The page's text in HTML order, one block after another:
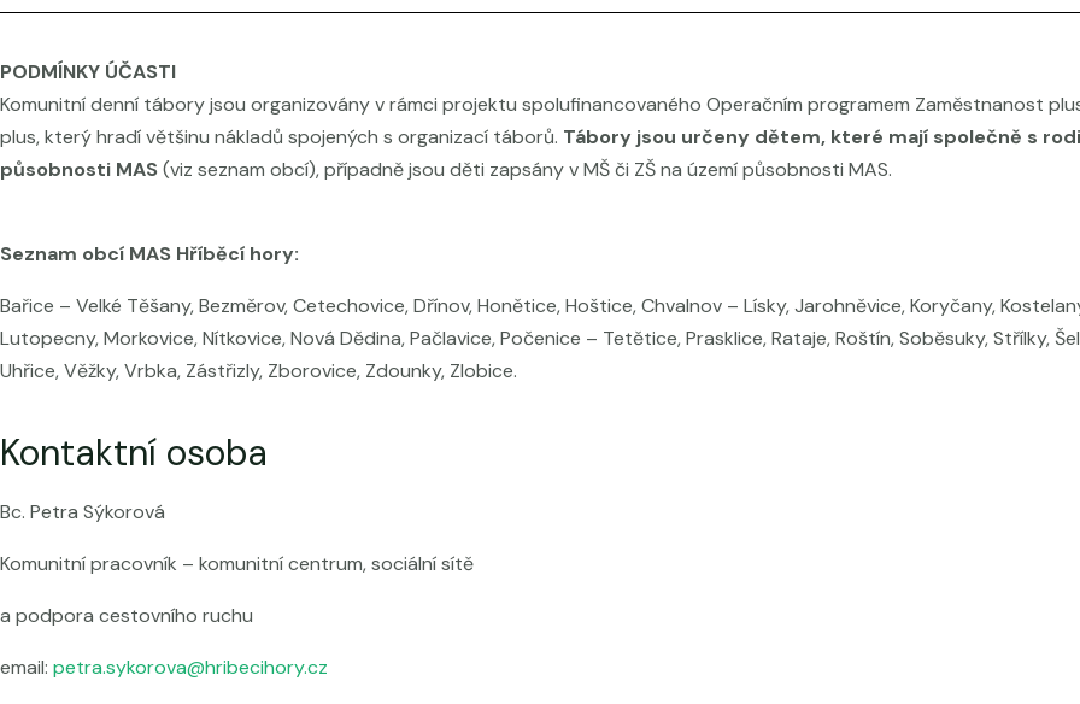
PODMÍNKY ÚČASTI
Komunitní denní tábory jsou organizovány v rámci projektu spolufinancovaného Operačním programem Zaměstnanost
plus, který hradí většinu nákladů spojených s organizací táborů. Tábory jsou určeny dětem, které mají společně s
působnosti MAS(viz seznam obcí), případně jsou děti zapsány v MŠ či ZŠ na území působnosti MAS.
Seznam obcí MAS Hříběcí hory:
Bařice – Velké Těšany, Bezměrov, Cetechovice, Dřínov, Honětice, Hoštice, Chvalnov – Lísky, Jarohněvice, Koryčany,
Lutopecny, Morkovice, Nítkovice, Nová Dědina, Pačlavice, Počenice – Tetětice, Prasklice, Rataje, Roštín, Soběsuky, Střílky,
Uhřice, Věžky, Vrbka, Zástřizly, Zborovice, Zdounky, Zlobice.
Kontaktní osoba
Bc. Petra Sýkorová
Komunitní pracovník – komunitní centrum, sociální sítě
a podpora cestovního ruchu
email: petra.sykorova@hribecihory.cz